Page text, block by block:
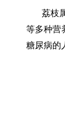
荔枝
等多种营
糖尿病的